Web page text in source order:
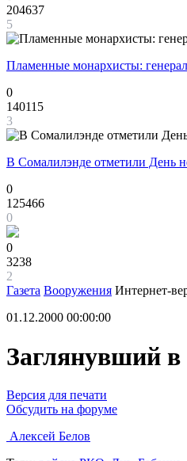
204637
5
Пламенные монархисты:
0
140115
3
В Сомалилэнде отметили День
0
125466
0
0
3238
2
Газета Вооружения Интернет-
01.12.2000 00:00:00
Заглянувший в
Версия для печати
Обсудить на форуме
Алексей Белов